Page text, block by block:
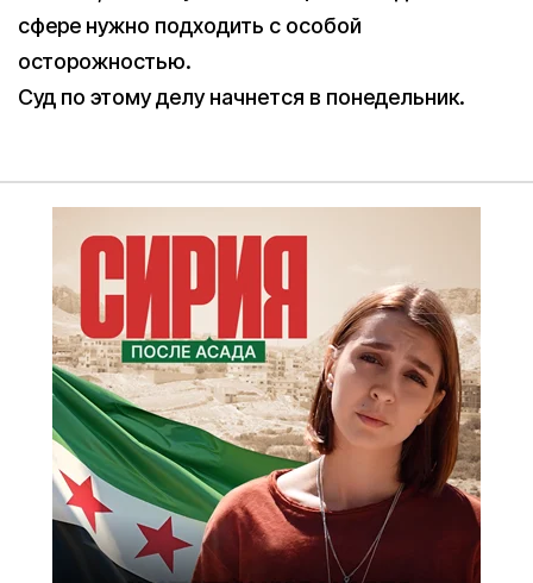
сфере нужно подходить с особой
осторожностью.
Суд по этому делу начнется в понедельник.